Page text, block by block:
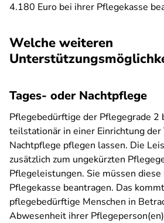
4.180 Euro bei ihrer Pflegekasse
Welche weiteren
Tages- oder Nachtpflege
Pflegebedürftige der Pflegegrade 2
teilstationär in einer Einrichtung der
Nachtpflege pflegen lassen. Die
zusätzlich zum ungekürzten
Pflegeleistungen. Sie müssen
Pflegekasse beantragen. Das
pflegebedürftige Menschen in
Abwesenheit ihrer